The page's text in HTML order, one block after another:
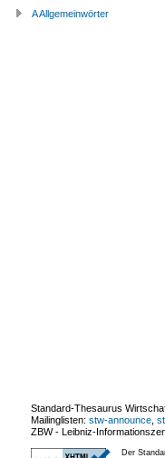
A Allgemeinwörter
Standard-Thesaurus
Mailinglisten: stw-announce
ZBW - Leibniz-
Der